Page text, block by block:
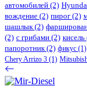
автомобилей (2)
вождение (2) пирог (2)
шашлык(2)
(2) с грибами (2) кисель
папоротник(2) фикус (1)
Chery Arrizo 3 (1)